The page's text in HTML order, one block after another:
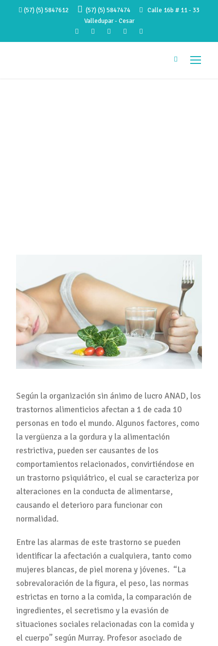
(57) (5) 5847612 (57) (5) 5847474
Calle 16b # 11 - 33
Valledupar - Cesar
Según la organización sin ánimo de lucro ANAD, los
trastornos alimenticios afectan a 1 de cada 10
personas en todo el mundo. Algunos factores, como
la vergüenza a la gordura y la alimentación
restrictiva, pueden ser causantes de los
comportamientos relacionados, convirtiéndose en
un trastorno psiquiátrico, el cual se caracteriza por
alteraciones en la conducta de alimentarse,
causando el deterioro para funcionar con
normalidad.
Entre las alarmas de este trastorno se pueden
identificar la afectación a cualquiera, tanto como
mujeres blancas, de piel morena y jóvenes. “La
sobrevaloración de la figura, el peso, las normas
estrictas en torno a la comida, la comparación de
ingredientes, el secretismo y la evasión de
situaciones sociales relacionadas con la comida y
el cuerpo” según Murray. Profesor asociado de